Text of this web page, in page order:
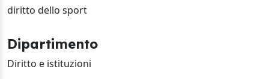
diritto dello sport
Dipartimento
Diritto e istituzioni